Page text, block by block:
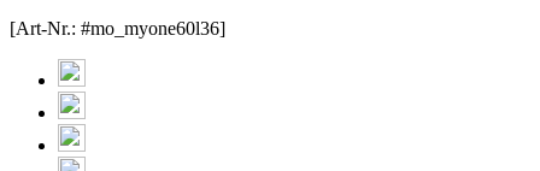
[Art-Nr.: #mo_myone60l36]